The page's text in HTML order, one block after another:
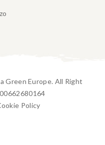
Green Europe. All Right
Policy